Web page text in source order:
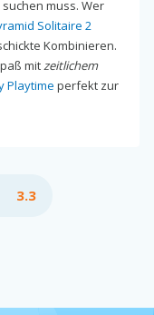
muss. Wer
Solitaire 2
Kombinieren.
mitzeitlichem
Playtime perfekt zur
3.3